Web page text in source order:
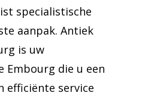
specialistische
aanpak. Antiek
is uw
Embourg die u een
efficiënte service